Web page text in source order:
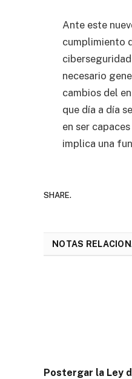
Ante este
cumplimiento
necesario
cambios del
que día a día
en ser
implica una
SHARE.
NOTAS
Postergar la Ley